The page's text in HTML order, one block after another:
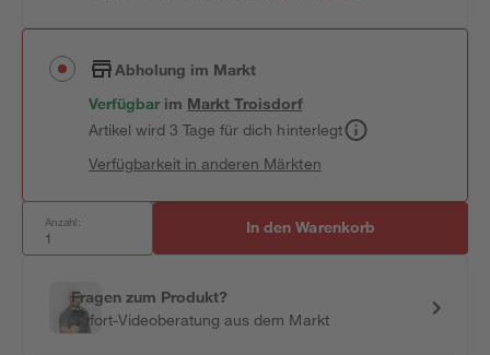
Abholung im Markt
Verfügbar im MarktTroisdorf
Artikel wird 3 Tage für dich hinterlegt
Verfügbarkeit in anderen Märkten
Anzahl: In den Warenkorb
Fragen zum Produkt?
Sofort-Videoberatung aus dem Markt